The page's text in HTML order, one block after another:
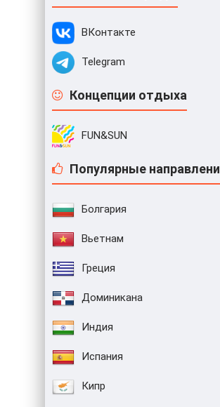
ВКонтакте
Telegram
Концепции отдыха
FUN&SUN
Популярные
Болгария
Вьетнам
Греция
Доминикана
Индия
Испания
Кипр